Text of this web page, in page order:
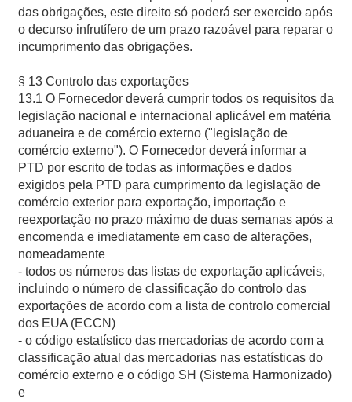
das obrigações, este direito só poderá ser exercido após
o decurso infrutífero de um prazo razoável para reparar o
incumprimento das obrigações.
§ 13 Controlo das exportações
13.1 O Fornecedor deverá cumprir todos os requisitos da
legislação nacional e internacional aplicável em matéria
aduaneira e de comércio externo ("legislação de
comércio externo"). O Fornecedor deverá informar a
PTD por escrito de todas as informações e dados
exigidos pela PTD para cumprimento da legislação de
comércio exterior para exportação, importação e
reexportação no prazo máximo de duas semanas após a
encomenda e imediatamente em caso de alterações,
nomeadamente
- todos os números das listas de exportação aplicáveis,
incluindo o número de classificação do controlo das
exportações de acordo com a lista de controlo comercial
dos EUA (ECCN)
- o código estatístico das mercadorias de acordo com a
classificação atual das mercadorias nas estatísticas do
comércio externo e o código SH (Sistema Harmonizado)
e